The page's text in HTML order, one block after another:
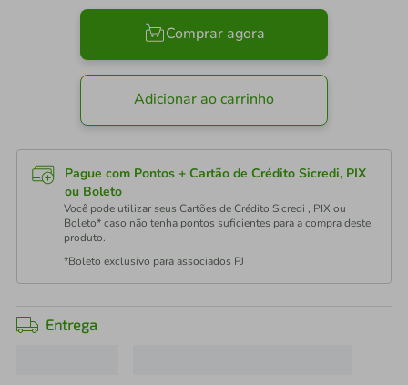
Comprar agora
Adicionar ao carrinho
Pague com Pontos + Cartão de Crédito Sicredi, PIX
ou Boleto
Você pode utilizar seus Cartões de Crédito Sicredi , PIX ou
Boleto* caso não tenha pontos suficientes para a compra deste
produto.
*Boleto exclusivo para associados PJ
Entrega